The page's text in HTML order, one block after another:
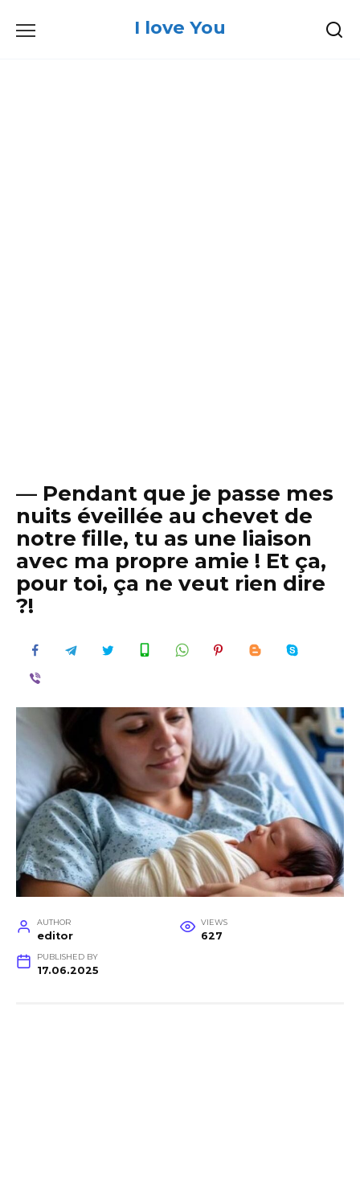
I love You
— Pendant que je passe mes
nuits éveillée au chevet de
notre fille, tu as une liaison
avec ma propre amie ! Et ça,
pour toi, ça ne veut rien dire
?!
AUTHOR
editor
VIEWS
627
PUBLISHED BY
17.06.2025